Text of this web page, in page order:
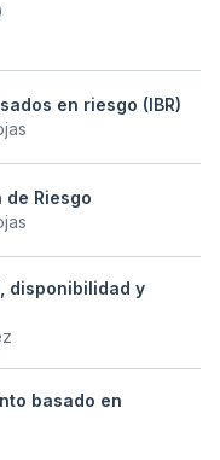
en riesgo (IBR)
de Riesgo
disponibilidad y
basado en